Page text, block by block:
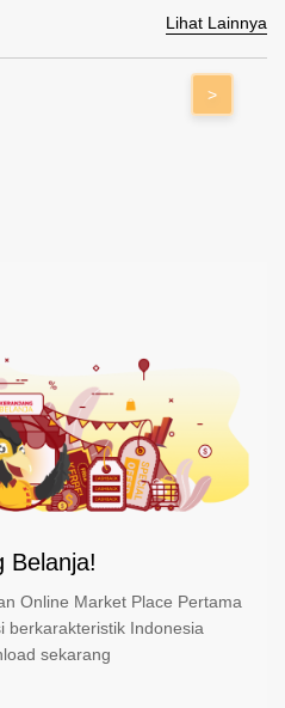
Lihat Lainnya
>
Belanja!
Online Market Place Pertama
berkarakteristik Indonesia
sekarang